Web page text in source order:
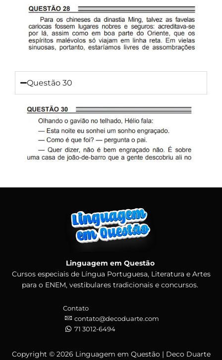
Questão 30
Linguagem em Questão
Cursos especiais de Língua Portuguesa, Literatura e Artes
para o ENEM, vestibulares tradicionais e concursos.
Contato
contato@decoduarte.com
71 3012-6494
Copyright © 2026 Linguagem em Questão | Deco Duarte